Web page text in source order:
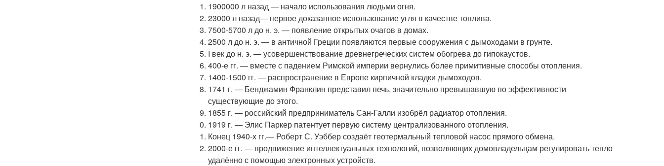
1900000 л назад — начало использования людьми огня.
23000 л назад— первое доказанное использование угля в качестве топлива.
7500-5700 л до н. э. — появление открытых очагов в домах.
2500 л до н. э. — в античной Греции появляются первые сооружения с дымоходами в грунте.
I век до н. э. — усовершенствование древнегреческих систем обогрева до гипокаустов.
400-е гг. — вместе с падением Римской империи вернулись более примитивные способы отопления.
1400-1500 гг. — распространение в Европе кирпичной кладки дымоходов.
1741 г. — Бенджамин Франклин представил печь, значительно превышавшую по эффективности
существующие до этого.
1855 г. — российский предприниматель Сан-Галли изобрёл радиатор отопления.
1919 г. — Элис Паркер патентует первую систему централизованного отопления.
Конец 1940-х гг.— Роберт С. Уэббер создаёт геотермальный тепловой насос прямого обмена.
2000-е гг. — продвижение интеллектуальных технологий, позволяющих домовладельцам регулировать тепло
удалённо с помощью электронных устройств.